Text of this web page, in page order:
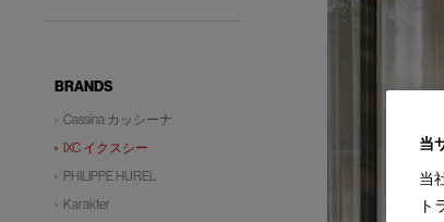
BRANDS
Cassina カッシーナ
IXC イクスシー
PHILIPPE HUREL
Karakter
当
当
ト